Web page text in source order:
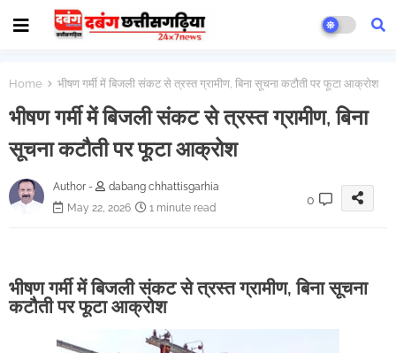
Home भीषण गर्मी में बिजली संकट से त्रस्त ग्रामीण, बिना सूचना कटौती पर फूटा आक्रोश
भीषण गर्मी में बिजली संकट से त्रस्त ग्रामीण, बिना
सूचना कटौती पर फूटा आक्रोश
Author -
dabang chhattisgarhia
May 22, 2026
1 minute read
0
भीषण गर्मी में बिजली संकट से त्रस्त ग्रामीण, बिना सूचना
कटौती पर फूटा आक्रोश